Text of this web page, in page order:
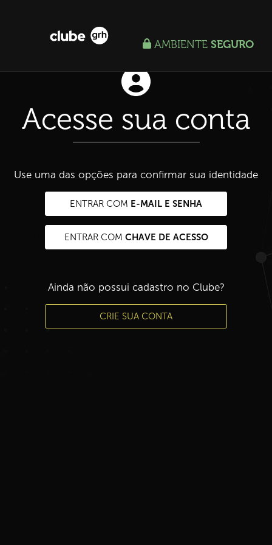
AMBIENTE SEGURO
Acesse sua conta
Use uma das opções para confirmar sua identidade
ENTRAR COM E-MAIL E SENHA
ENTRAR COM CHAVE DE ACESSO
Ainda não possui cadastro no Clube?
CRIE SUA CONTA